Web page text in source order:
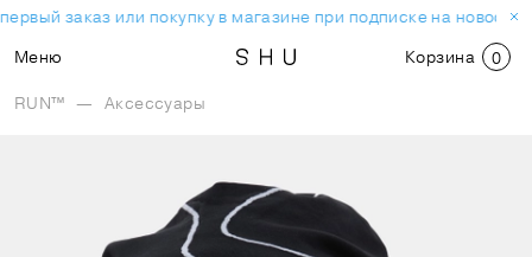
заказ или покупку в магазине при подписке на
Меню
Корзина 0
RUN™ — Аксессуары